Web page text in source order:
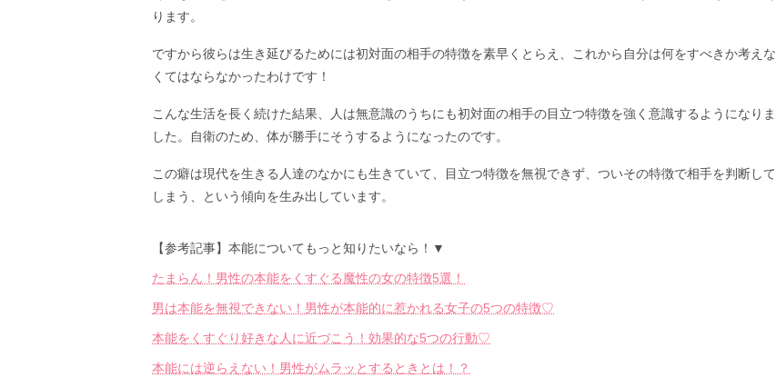
ります。
ですから彼らは生き延びるためには初対面の相手の特徴を素早くとらえ、これから自分は何をすべきか考えな
くてはならなかったわけです！
こんな生活を長く続けた結果、人は無意識のうちにも初対面の相手の目立つ特徴を強く意識するようになりま
した。自衛のため、体が勝手にそうするようになったのです。
この癖は現代を生きる人達のなかにも生きていて、目立つ特徴を無視できず、ついその特徴で相手を判断して
しまう、という傾向を生み出しています。
【参考記事】本能についてもっと知りたいなら！▼
たまらん！男性の本能をくすぐる魔性の女の特徴5選！
男は本能を無視できない！男性が本能的に惹かれる女子の5つの特徴♡
本能をくすぐり好きな人に近づこう！効果的な5つの行動♡
本能には逆らえない！男性がムラッとするときとは！？